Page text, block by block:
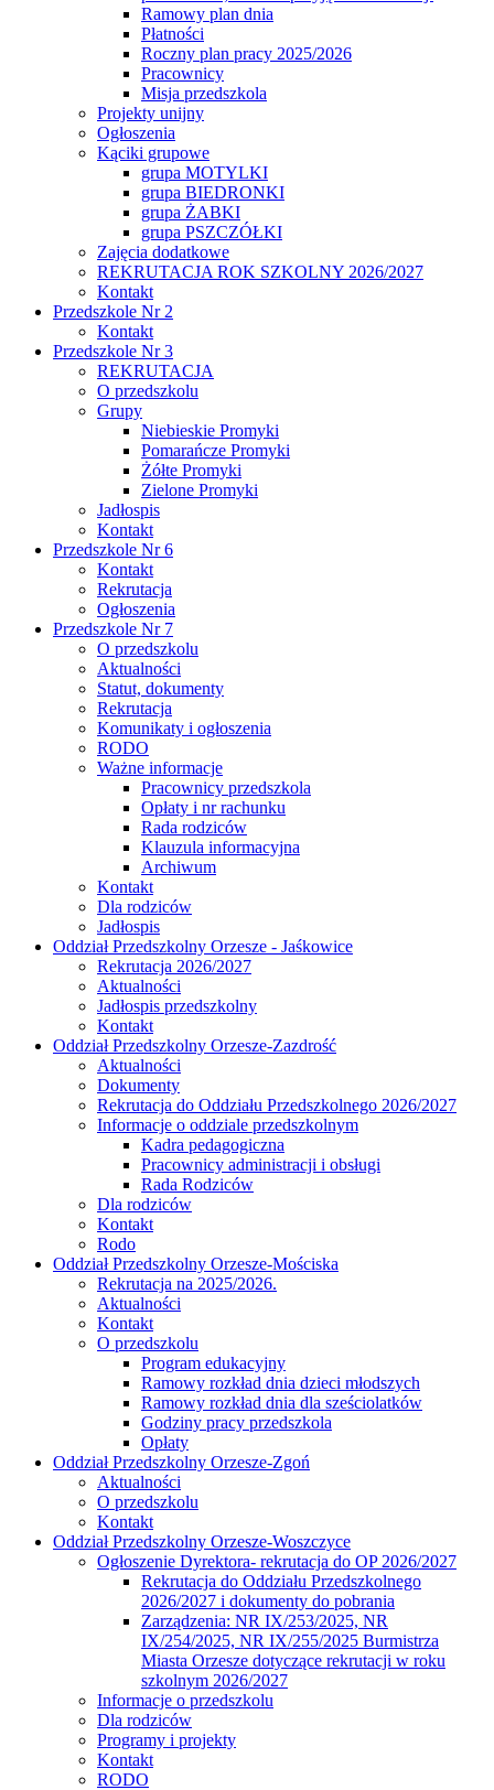
Ramowy plan dnia
Płatności
Roczny plan pracy 2025/2026
Pracownicy
Misja przedszkola
Projekty unijny
Ogłoszenia
Kąciki grupowe
grupa MOTYLKI
grupa BIEDRONKI
grupa ŻABKI
grupa PSZCZÓŁKI
Zajęcia dodatkowe
REKRUTACJA ROK SZKOLNY 2026/2027
Kontakt
Przedszkole Nr 2
Kontakt
Przedszkole Nr 3
REKRUTACJA
O przedszkolu
Grupy
Niebieskie Promyki
Pomarańcze Promyki
Żółte Promyki
Zielone Promyki
Jadłospis
Kontakt
Przedszkole Nr 6
Kontakt
Rekrutacja
Ogłoszenia
Przedszkole Nr 7
O przedszkolu
Aktualności
Statut, dokumenty
Rekrutacja
Komunikaty i ogłoszenia
RODO
Ważne informacje
Pracownicy przedszkola
Opłaty i nr rachunku
Rada rodziców
Klauzula informacyjna
Archiwum
Kontakt
Dla rodziców
Jadłospis
Oddział Przedszkolny Orzesze - Jaśkowice
Rekrutacja 2026/2027
Aktualności
Jadłospis przedszkolny
Kontakt
Oddział Przedszkolny Orzesze-Zazdrość
Aktualności
Dokumenty
Rekrutacja do Oddziału Przedszkolnego 2026/2027
Informacje o oddziale przedszkolnym
Kadra pedagogiczna
Pracownicy administracji i obsługi
Rada Rodziców
Dla rodziców
Kontakt
Rodo
Oddział Przedszkolny Orzesze-Mościska
Rekrutacja na 2025/2026.
Aktualności
Kontakt
O przedszkolu
Program edukacyjny
Ramowy rozkład dnia dzieci młodszych
Ramowy rozkład dnia dla sześciolatków
Godziny pracy przedszkola
Opłaty
Oddział Przedszkolny Orzesze-Zgoń
Aktualności
O przedszkolu
Kontakt
Oddział Przedszkolny Orzesze-Woszczyce
Ogłoszenie Dyrektora- rekrutacja do OP 2026/2027
Rekrutacja do Oddziału Przedszkolnego
2026/2027 i dokumenty do pobrania
Zarządzenia: NR IX/253/2025, NR
IX/254/2025, NR IX/255/2025 Burmistrza
Miasta Orzesze dotyczące rekrutacji w roku
szkolnym 2026/2027
Informacje o przedszkolu
Dla rodziców
Programy i projekty
Kontakt
RODO